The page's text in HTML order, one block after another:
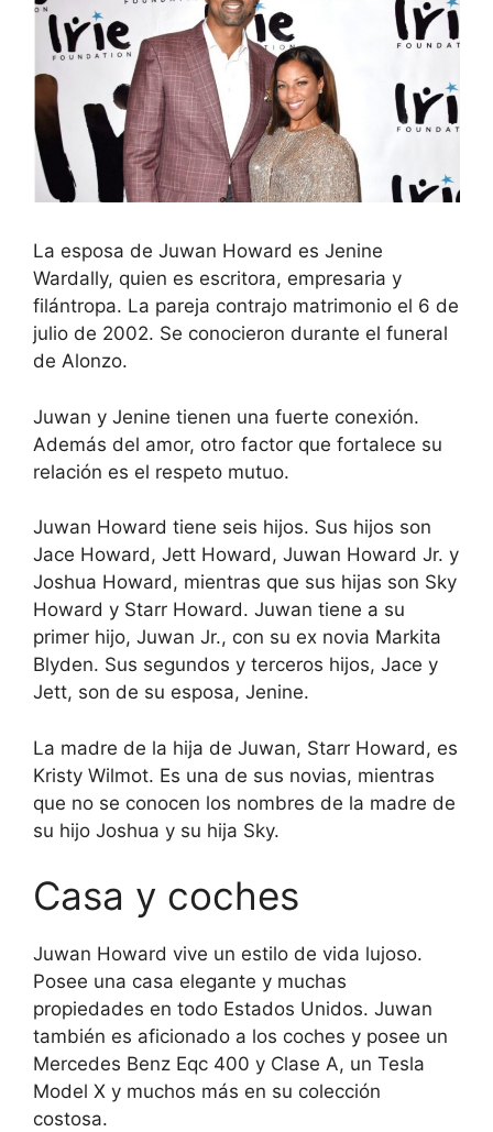
La esposa de Juwan Howard es Jenine
Wardally, quien es escritora, empresaria y
filántropa. La pareja contrajo matrimonio el 6 de
julio de 2002. Se conocieron durante el funeral
de Alonzo.
Juwan y Jenine tienen una fuerte conexión.
Además del amor, otro factor que fortalece su
relación es el respeto mutuo.
Juwan Howard tiene seis hijos. Sus hijos son
Jace Howard, Jett Howard, Juwan Howard Jr. y
Joshua Howard, mientras que sus hijas son Sky
Howard y Starr Howard. Juwan tiene a su
primer hijo, Juwan Jr., con su ex novia Markita
Blyden. Sus segundos y terceros hijos, Jace y
Jett, son de su esposa, Jenine.
La madre de la hija de Juwan, Starr Howard, es
Kristy Wilmot. Es una de sus novias, mientras
que no se conocen los nombres de la madre de
su hijo Joshua y su hija Sky.
Casa y coches
Juwan Howard vive un estilo de vida lujoso.
Posee una casa elegante y muchas
propiedades en todo Estados Unidos. Juwan
también es aficionado a los coches y posee un
Mercedes Benz Eqc 400 y Clase A, un Tesla
Model X y muchos más en su colección
costosa.